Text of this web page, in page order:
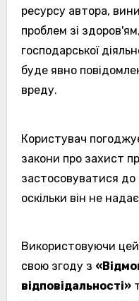
ресурсу автора,
проблем зі
господарської
буде явно
вреду.
Користувач
закони про захист
застосовуватися
оскільки він не
Використовуючи
свою згоду з
відповідальності»